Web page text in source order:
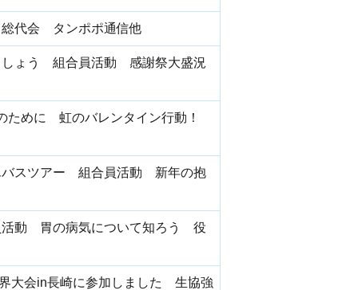
代会 タンポポ通信他
しょう 組合員活動 感謝祭大盛況
ために 虹のバレンタイン行動！
バスツアー 組合員活動 新年の抱
動 胃の病気について知ろう 役
大会in長崎に参加しました 生協強